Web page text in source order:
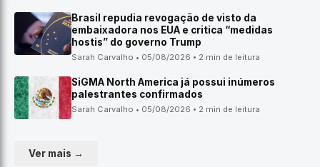
Brasil repudia revogação de visto da
embaixadora nos EUA e critica “medidas
hostis” do governo Trump
Sarah Carvalho • 05/08/2026 • 2 min de leitura
SiGMA North America já possui inúmeros
palestrantes confirmados
Sarah Carvalho • 05/08/2026 • 2 min de leitura
Ver mais →